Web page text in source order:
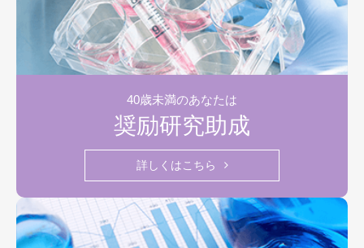
40歳未満のあなたは
奨励研究助成
詳しくはこちら